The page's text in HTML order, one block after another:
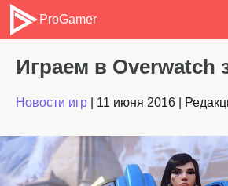
ProGamer
Играем в Overwatch
Новости игр 11 июня 2016